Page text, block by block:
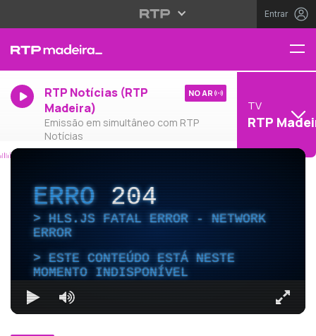
Entrar
RTP Notícias (RTP
Madeira)
Emissão em simultâneo com RTP
Notícias
NO AR
TV
RTP
ERRO204
HLS.JS FATAL ERROR - NETWORK
ERROR
ESTE CONTEÚDO ESTÁ NESTE
MOMENTO INDISPONÍVEL